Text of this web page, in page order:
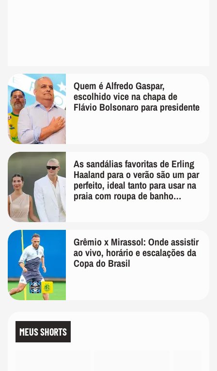
Quem é Alfredo Gaspar,
escolhido vice na chapa de
Flávio Bolsonaro para presidente
As sandálias favoritas de Erling
Haaland para o verão são um par
perfeito, ideal tanto para usar na
praia com roupa de banho
Grêmio x Mirassol: Onde assistir
ao vivo, horário e escalações da
Copa do Brasil
MEUS SHORTS